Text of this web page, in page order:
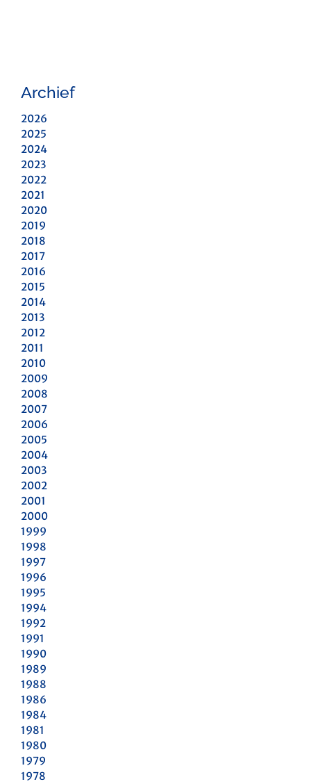
Archief
2026
2025
2024
2023
2022
2021
2020
2019
2018
2017
2016
2015
2014
2013
2012
2011
2010
2009
2008
2007
2006
2005
2004
2003
2002
2001
2000
1999
1998
1997
1996
1995
1994
1992
1991
1990
1989
1988
1986
1984
1981
1980
1979
1978